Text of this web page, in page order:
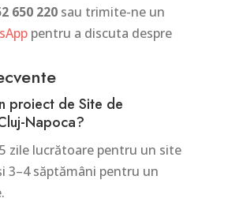
650 220sau trimite-ne un
pentru a discuta despre
proiect de Site de
Napoca?
zile lucrătoare pentru un site
3–4 săptămâni pentru un